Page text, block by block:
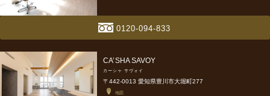
0120-094-833
CA’SHA SAVOY
カーシャ サヴォイ
〒442-0013 愛知県豊川市大堀町277
地図